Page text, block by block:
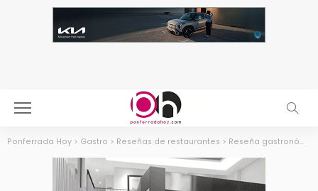
Ponferrada Hoy > Gastro > Reseñas de restaurantes > Reseña gastronómica: Restaurante Carretas en Santiago de Compostela